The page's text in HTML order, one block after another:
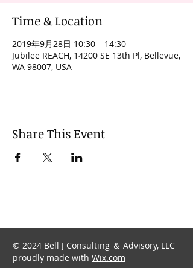
Time & Location
2019年9月28日 10:30 – 14:30
Jubilee REACH, 14200 SE 13th Pl, Bellevue,
WA 98007, USA
Share This Event
© 2024 Bell J Consulting ＆ Advisory, LLC
proudly made with Wix.com